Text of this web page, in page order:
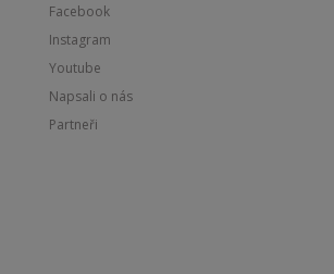
Facebook
Instagram
Youtube
Napsali o nás
Partneři